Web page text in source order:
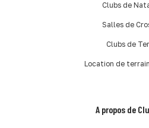
Clubs de
Salles de
Clubs de
Location de
A propos de